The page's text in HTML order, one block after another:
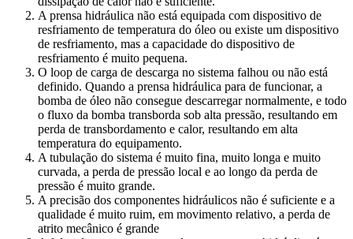
A prensa hidráulica não está equipada com dispositivo de
resfriamento de temperatura do óleo ou existe um dispositivo
de resfriamento, mas a capacidade do dispositivo de
resfriamento é muito pequena.
O loop de carga de descarga no sistema falhou ou não está
definido. Quando a prensa hidráulica para de funcionar, a
bomba de óleo não consegue descarregar normalmente, e todo
o fluxo da bomba transborda sob alta pressão, resultando em
perda de transbordamento e calor, resultando em alta
temperatura do equipamento.
A tubulação do sistema é muito fina, muito longa e muito
curvada, a perda de pressão local e ao longo da perda de
pressão é muito grande.
A precisão dos componentes hidráulicos não é suficiente e a
qualidade é muito ruim, em movimento relativo, a perda de
atrito mecânico é grande